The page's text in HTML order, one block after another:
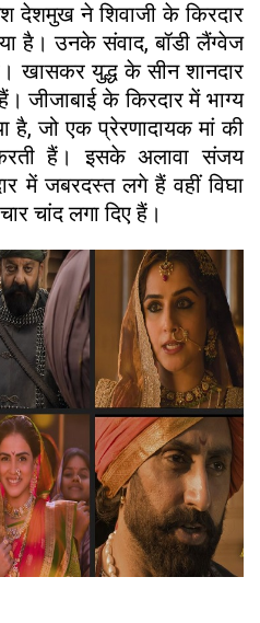
देशमुख ने शिवाजी के किरदार
है। उनके संवाद, बॉडी लैंग्वेज
खासकर युद्ध के सीन शानदार
जीजाबाई के किरदार में भाग्य
है, जो एक प्रेरणादायक मां की
हैं। इसके अलावा संजय
में जबरदस्त लगे हैं वहीं विघा
चांद लगा दिए हैं।